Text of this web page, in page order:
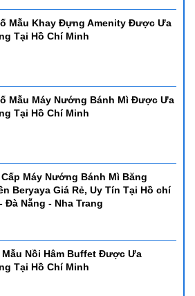
Mẫu Khay Đựng Amenity Được Ưa
Tại Hồ Chí Minh
Mẫu Máy Nướng Bánh Mì Được Ưa
Tại Hồ Chí Minh
Máy Nướng Bánh Mì Băng
Beryaya Giá Rẻ, Uy Tín Tại Hồ chí
Đà Nẵng - Nha Trang
Mẫu Nồi Hâm Buffet Được Ưa
Tại Hồ Chí Minh